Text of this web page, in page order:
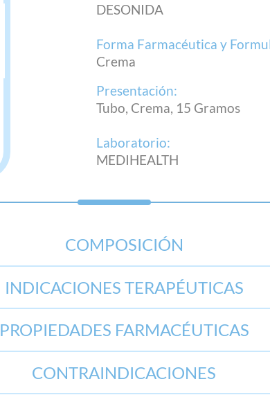
DESONIDA
Forma Farmacéutica y
Crema
Presentación:
Tubo, Crema, 15 Gramos
Laboratorio:
MEDIHEALTH
COMPOSICIÓN
INDICACIONES TERAPÉUTICAS
PROPIEDADES FARMACÉUTICAS
CONTRAINDICACIONES